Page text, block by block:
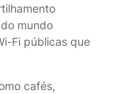
mundo
Fi públicas que
cafés,